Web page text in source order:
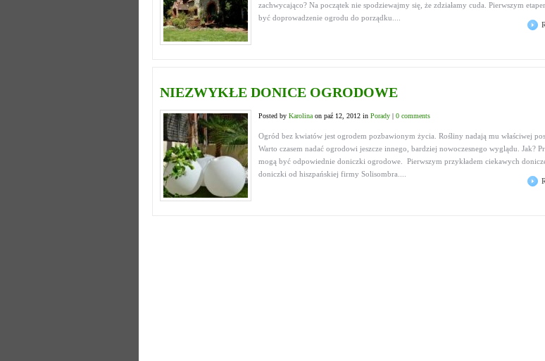
zachwycająco? Na początek nie spodziewajmy się, że zdziałamy cuda. Pierwszym
być doprowadzenie ogrodu do porządku....
NIEZWYKŁE DONICE OGRODOWE
Posted by Karolina on paź 12, 2012 in Porady | 0 comments
Ogród bez kwiatów jest ogrodem pozbawionym życia. Rośliny nadają mu właściwej
Warto czasem nadać ogrodowi jeszcze innego, bardziej nowoczesnego wyglądu. Jak?
mogą być odpowiednie doniczki ogrodowe. Pierwszym przykładem ciekawych
doniczki od hiszpańskiej firmy Solisombra....